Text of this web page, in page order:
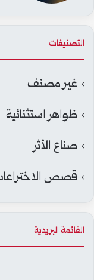
التصنيفات
غير مصنف
ظواهر استثنائية
صناع الأثر
قصص
القائمة البريدية